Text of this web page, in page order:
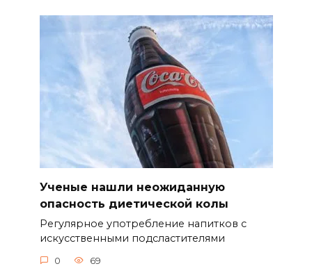
Ученые нашли неожиданную
опасность диетической колы
Регулярное употребление напитков с
искусственными подсластителями
0 69